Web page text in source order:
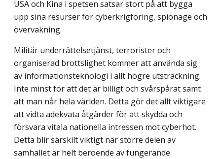
USA och Kina i spetsen satsar stort på att bygga
upp sina resurser för cyberkrigföring, spionage och
övervakning.
Militär underrättelsetjänst, terrorister och
organiserad brottslighet kommer att använda sig
av informationsteknologi i allt högre utsträckning.
Inte minst för att det är billigt och svårspårat samt
att man når hela världen. Detta gör det allt viktigare
att vidta adekvata åtgärder för att skydda och
försvara vitala nationella intressen mot cyberhot.
Detta blir särskilt viktigt när större delen av
samhället är helt beroende av fungerande